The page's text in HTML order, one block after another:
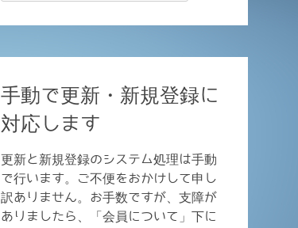
手動で更新・新規登録に
対応します
更新と新規登録のシステム処理は手動
で行います。ご不便をおかけして申し
訳ありません。お手数ですが、支障が
ありましたら、「会員について」下に